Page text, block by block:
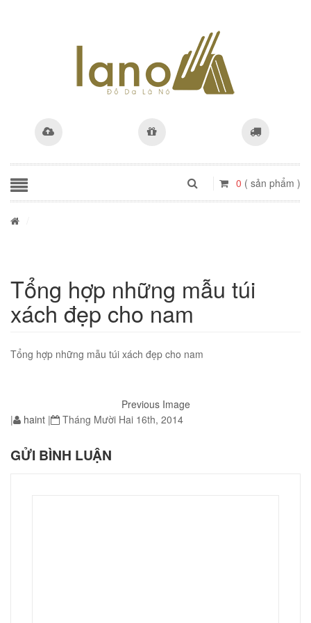
0 ( sản phẩm )
Tổng hợp những mẫu túi
xách đẹp cho nam
Tổng hợp những mẫu túi xách đẹp cho nam
Previous Image
|
haint | Tháng Mười Hai 16th, 2014
GỬI BÌNH LUẬN